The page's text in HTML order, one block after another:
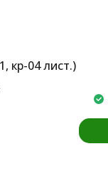
кр-04 лист.)